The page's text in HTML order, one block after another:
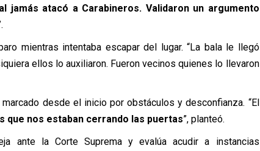
jamás atacó a Carabineros. Validaron un argumento
mientras intentaba escapar del lugar. “La bala le llegó
ellos lo auxiliaron. Fueron vecinos quienes lo llevaron
desde el inicio por obstáculos y desconfianza. “El
que nos estaban cerrando las puertas”, planteó.
ante la Corte Suprema y evalúa acudir a instancias